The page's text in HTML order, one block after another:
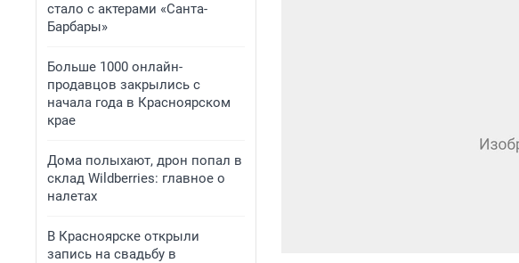
стало с актерами «Санта-
Барбары»
Больше 1000 онлайн-
продавцов закрылись с
начала года в Красноярском
крае
Дома полыхают, дрон попал в
склад Wildberries: главное о
налетах
В Красноярске открыли
запись на свадьбу в